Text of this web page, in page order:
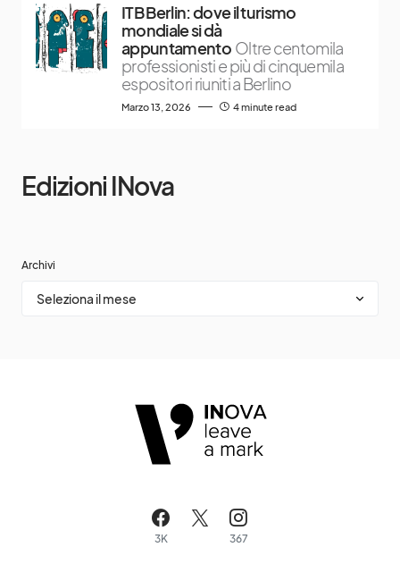
ITB Berlin: dove il turismo
mondiale si dà
appuntamento Oltre centomila
professionisti e più di cinquemila
espositori riuniti a Berlino
Marzo 13, 2026 4 minute read
Edizioni INova
Archivi
3K 367